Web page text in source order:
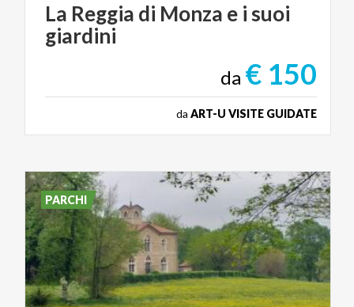
La Reggia di Monza e i suoi
giardini
da € 150
da ART-U VISITE GUIDATE
PARCHI